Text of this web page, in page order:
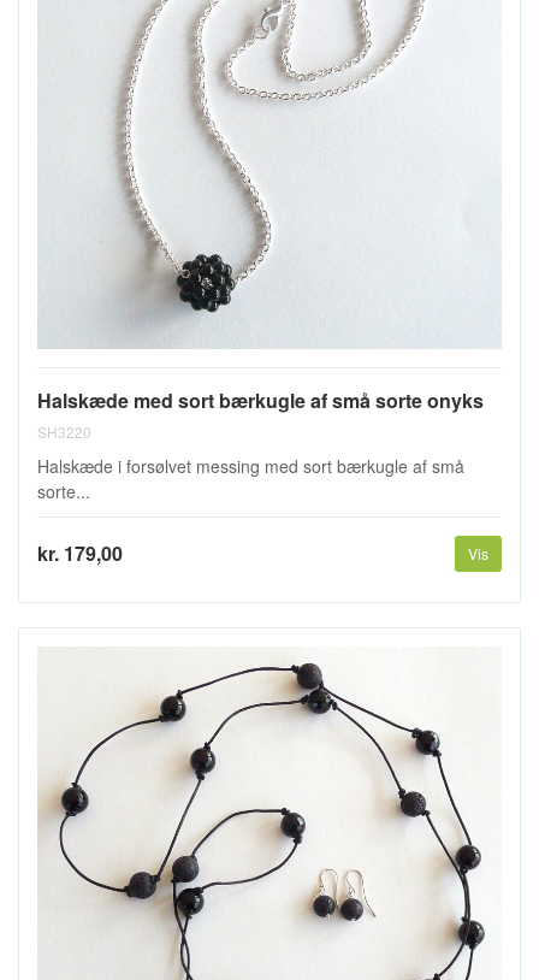
Halskæde med sort bærkugle af små sorte onyks
SH3220
Halskæde i forsølvet messing med sort bærkugle af små
sorte...
kr. 179,00 Vis